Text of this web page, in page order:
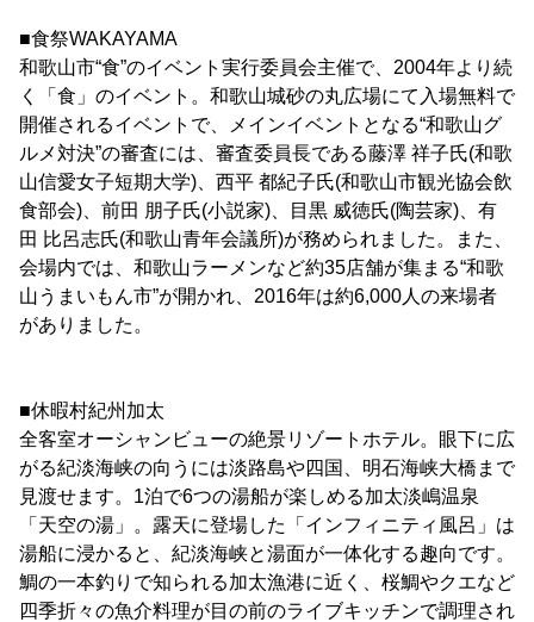
■食祭WAKAYAMA
和歌山市“食”のイベント実行委員会主催で、2004年より続
く「食」のイベント。和歌山城砂の丸広場にて入場無料で
開催されるイベントで、メインイベントとなる“和歌山グ
ルメ対決”の審査には、審査委員長である藤澤 祥子氏(和歌
山信愛女子短期大学)、西平 都紀子氏(和歌山市観光協会飲
食部会)、前田 朋子氏(小説家)、目黒 威徳氏(陶芸家)、有
田 比呂志氏(和歌山青年会議所)が務められました。また、
会場内では、和歌山ラーメンなど約35店舗が集まる“和歌
山うまいもん市”が開かれ、2016年は約6,000人の来場者
がありました。
■休暇村紀州加太
全客室オーシャンビューの絶景リゾートホテル。眼下に広
がる紀淡海峡の向うには淡路島や四国、明石海峡大橋まで
見渡せます。1泊で6つの湯船が楽しめる加太淡嶋温泉
「天空の湯」。露天に登場した「インフィニティ風呂」は
湯船に浸かると、紀淡海峡と湯面が一体化する趣向です。
鯛の一本釣りで知られる加太漁港に近く、桜鯛やクエなど
四季折々の魚介料理が目の前のライブキッチンで調理され